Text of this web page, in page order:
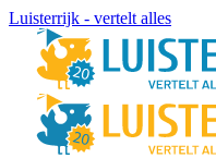
Luisterrijk - vertelt alles